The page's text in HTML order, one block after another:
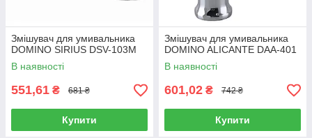
Змішувач для умивальника
DOMINO SIRIUS DSV-103M
В наявності
551,61 ₴ 681 ₴
Купити
Змішувач для умивальника
DOMINO ALICANTE DAA-401
В наявності
601,02 ₴ 742 ₴
Купити